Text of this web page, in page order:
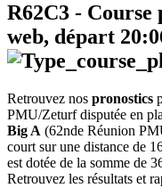
R62C3 - Course
web, départ
Retrouvez nos pronostics
PMU/Zeturf disputée en
Big A (62nde Réunion
court sur une distance de
est dotée de la somme de
Retrouvez les résultats et